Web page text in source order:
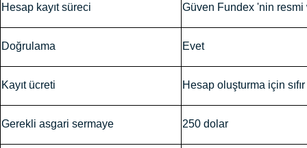
Hesap kayıt süreci Güven Fundex 'nin
Doğrulama Evet
Kayıt ücreti Hesap oluşturma için
Gerekli asgari sermaye 250 dolar